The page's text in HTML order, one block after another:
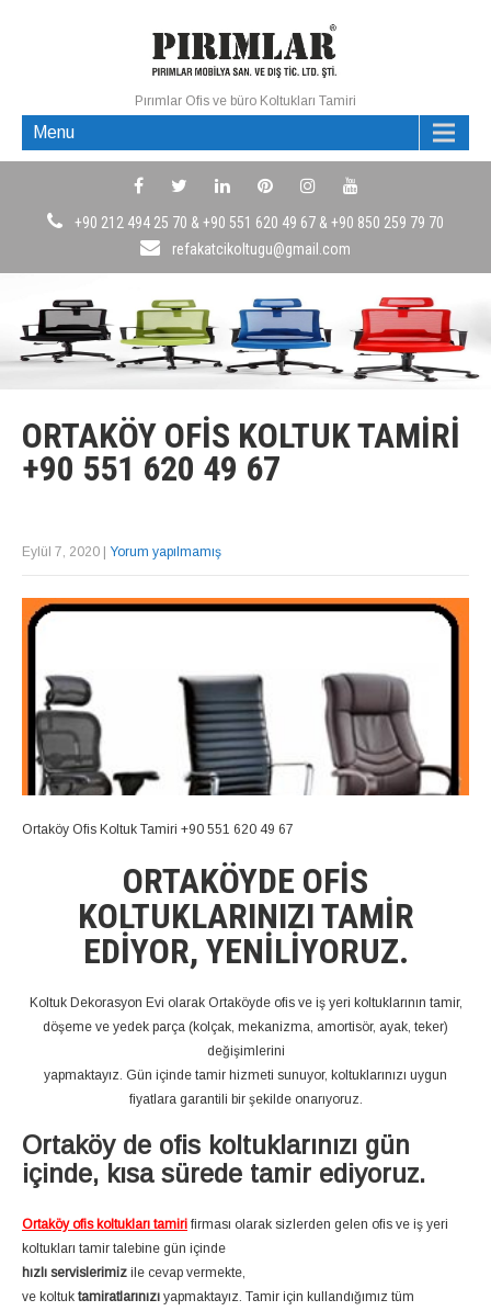
Pırımlar Ofis ve büro Koltukları Tamiri
Menu
+90 212 494 25 70 & +90 551 620 49 67 & +90 850 259 79 70
refakatcikoltugu@gmail.com
ORTAKÖY OFIS KOLTUK TAMIRI
+90 551 620 49 67
Eylül 7, 2020 | Yorum yapılmamış
Ortaköy Ofis Koltuk Tamiri +90 551 620 49 67
ORTAKÖYDE OFIS
KOLTUKLARINIZI TAMIR
EDIYOR, YENILIYORUZ.
Koltuk Dekorasyon Evi olarak Ortaköyde ofis ve iş yeri koltuklarının tamir,
döşeme ve yedek parça (kolçak, mekanizma, amortisör, ayak, teker)
değişimlerini
yapmaktayız. Gün içinde tamir hizmeti sunuyor, koltuklarınızı uygun
fiyatlara garantili bir şekilde onarıyoruz.
Ortaköy de ofis koltuklarınızı gün
içinde, kısa sürede tamir ediyoruz.
Ortaköy ofis koltukları tamiri firması olarak sizlerden gelen ofis ve iş yeri
koltukları tamir talebine gün içinde
hızlı servislerimiz ile cevap vermekte,
ve koltuk tamiratlarınızı yapmaktayız. Tamir için kullandığımız tüm